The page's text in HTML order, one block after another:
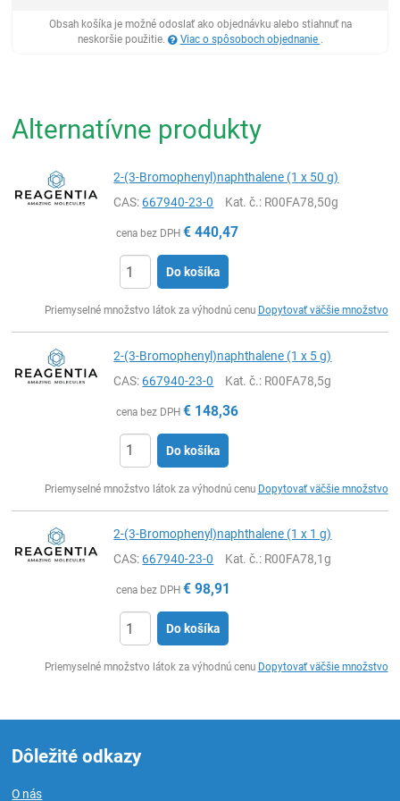
Obsah košíka je možné odoslať ako objednávku alebo stiahnuť na
neskoršie použitie.
Viac o spôsoboch objednanie .
Alternatívne produkty
2-(3-Bromophenyl)naphthalene (1 x 50 g)
CAS:667940-23-0 Kat. č.: R00FA78,50g
cena bez DPH € 440,47
Do košíka
Priemyselné množstvo látok za výhodnú cenu Dopytovať väčšie množstvo
2-(3-Bromophenyl)naphthalene (1 x 5 g)
CAS:667940-23-0 Kat. č.: R00FA78,5g
cena bez DPH € 148,36
Do košíka
Priemyselné množstvo látok za výhodnú cenu Dopytovať väčšie množstvo
2-(3-Bromophenyl)naphthalene (1 x 1 g)
CAS:667940-23-0 Kat. č.: R00FA78,1g
cena bez DPH € 98,91
Do košíka
Priemyselné množstvo látok za výhodnú cenu Dopytovať väčšie množstvo
Dôležité odkazy
O nás